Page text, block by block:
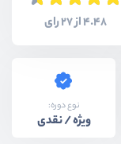
4.48 از 27 رای
نوع دوره:
ویژه / نقدی